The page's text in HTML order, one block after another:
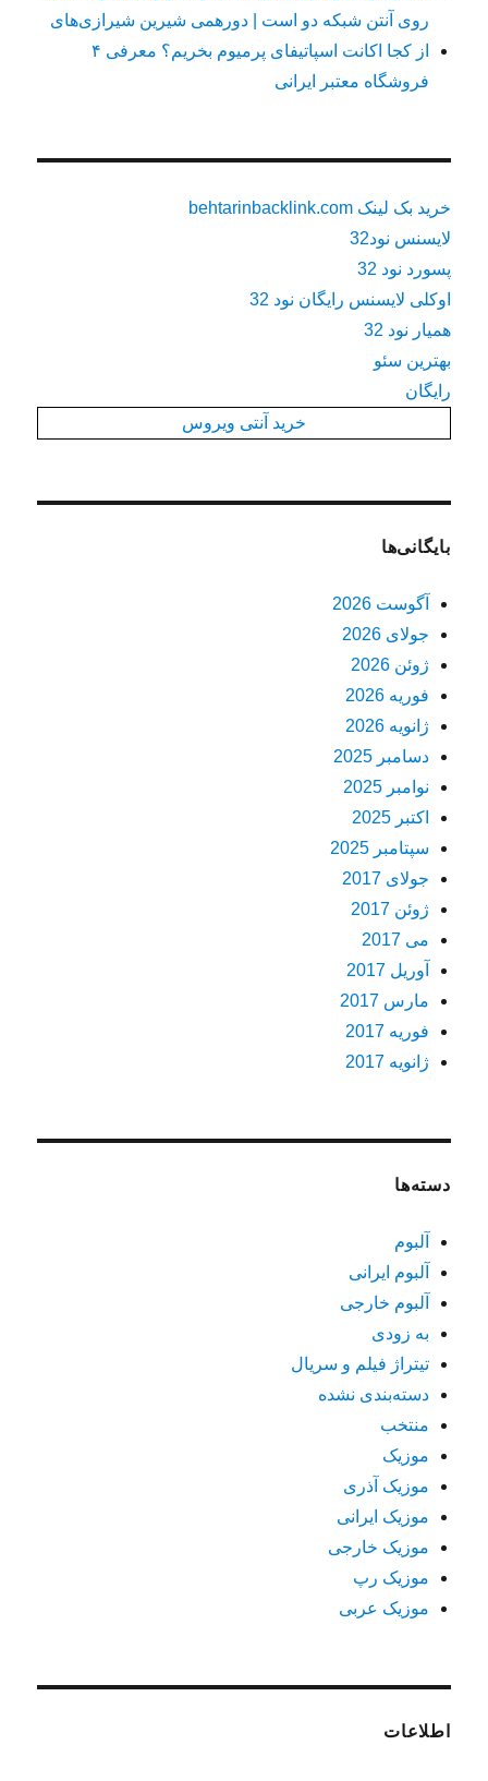
روی آنتن شبکه دو است | دورهمی شیرین شیرازی‌های
از کجا اکانت اسپاتیفای پرمیوم بخریم؟ معرفی ۴
فروشگاه معتبر ایرانی
خرید بک لینک behtarinbacklink.com
لایسنس نود32
پسورد نود 32
اوکلی لایسنس رایگان نود 32
همیار نود 32
بهترین سئو
رایگان
خرید آنتی ویروس
بایگانی‌ها
آگوست 2026
جولای 2026
ژوئن 2026
فوریه 2026
ژانویه 2026
دسامبر 2025
نوامبر 2025
اکتبر 2025
سپتامبر 2025
جولای 2017
ژوئن 2017
می 2017
آوریل 2017
مارس 2017
فوریه 2017
ژانویه 2017
دسته‌ها
آلبوم
آلبوم ایرانی
آلبوم خارجی
به زودی
تیتراژ فیلم و سریال
دسته‌بندی نشده
منتخب
موزیک
موزیک آذری
موزیک ایرانی
موزیک خارجی
موزیک رپ
موزیک عربی
اطلاعات